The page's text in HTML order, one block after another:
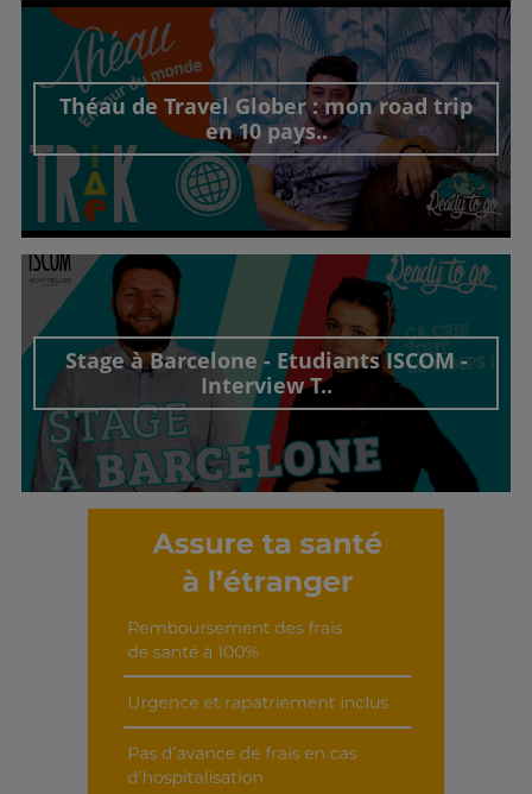
Théau de Travel Glober : mon road trip
en 10 pays..
Découvrir cet interview
Stage à Barcelone - Etudiants ISCOM -
Interview T..
Découvrir cet interview